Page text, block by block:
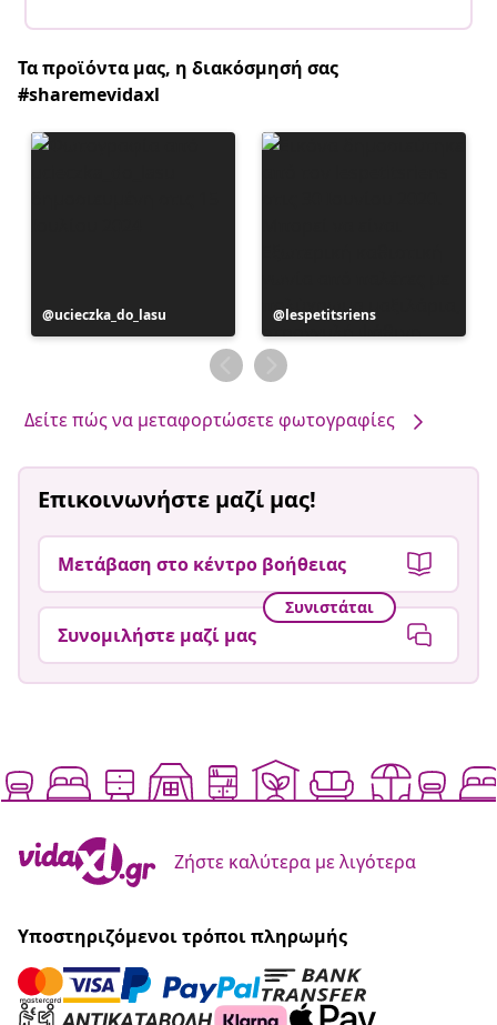
Τα προϊόντα μας, η διακόσμησή σας
#sharemevidaxl
Η
ανάρτηση
ucieczka_do_lasu
Η
ανάρτηση
δημοσιεύθηκε
από
lespetitsriens
Δείτε πώς να μεταφορτώσετε φωτογραφίες
Επικοινωνήστε μαζί μας!
Μετάβαση στο κέντρο βοήθειας
Συνιστάται
Συνομιλήστε μαζί μας
Ζήστε καλύτερα με λιγότερα
Υποστηριζόμενοι τρόποι πληρωμής